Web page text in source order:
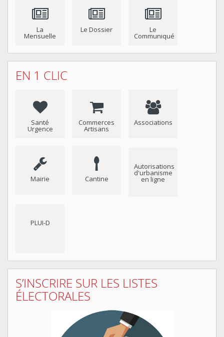
La
Mensuelle
Le Dossier Le
Communiqué
EN 1 CLIC
Santé
Urgence
Commerces
Artisans
Associations
Mairie Cantine
Autorisations
d'urbanisme
en ligne
PLUI-D
S’INSCRIRE SUR LES LISTES
ÉLECTORALES